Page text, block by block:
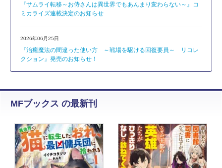
『サムライ転移～お侍さんは異世界でもあんまり変わらない～』コ
ミカライズ連載決定のお知らせ
2026年06月25日
『治癒魔法の間違った使い方 ～戦場を駆ける回復要員～ リコレ
クション』発売のお知らせ！
MFブックス の最新刊